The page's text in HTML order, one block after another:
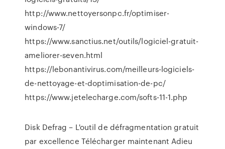
http://www.nettoyersonpc.fr/optimiser-
windows-7/
https://www.sanctius.net/outils/logiciel-gratuit-
ameliorer-seven.html
https://lebonantivirus.com/meilleurs-logiciels-
de-nettoyage-et-doptimisation-de-pc/
https://www.jetelecharge.com/softs-11-1.php
Disk Defrag – L'outil de défragmentation gratuit
par excellence Télécharger maintenant Adieu